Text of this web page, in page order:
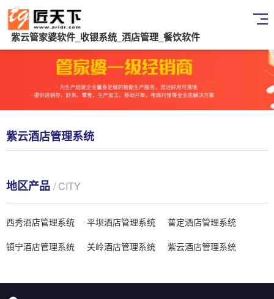
紫云管家婆软件_收银系统_酒店管理_餐饮软件
紫云酒店管理系统
地区产品 / CITY
西秀酒店管理系统 平坝酒店管理系统
普定酒店管理系统
镇宁酒店管理系统
关岭酒店管理系统 紫云酒店管理系统